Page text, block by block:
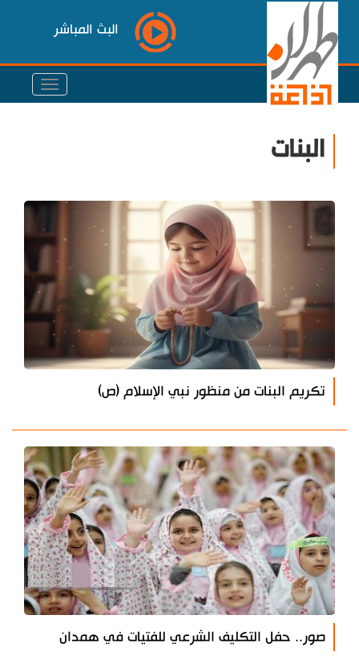
البث المباشر
البنات
تكريم البنات من منظور نبي الإسلام (ص)
صور.. حفل التكليف الشرعي للفتيات في همدان